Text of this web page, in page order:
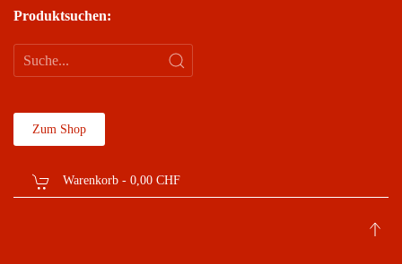
Produktsuchen:
Zum Shop
Warenkorb - 0,00 CHF